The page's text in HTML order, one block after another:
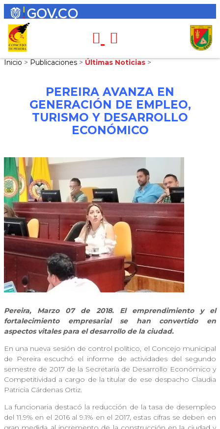
Inicio > Publicaciones > Últimas Noticias >
PEREIRA AVANZA EN
GENERACIÓN DE EMPLEO,
TURISMO Y DESARROLLO
ECONÓMICO
Pereira, Marzo 07 de 2018. El emprendimiento y el
fortalecimiento empresarial se han convertido en
aspectos vitales para el desarrollo de la ciudad.
En una nueva sesión de control político, el Concejo municipal
de Pereira escuchó el informe de actividades del segundo
semestre de 2017 de la Secretaría de Desarrollo Económico y
Competitividad a cargo de la titular de ese despacho Claudia
Patricia Cárdenas Ortiz.
La funcionaria destacó la reducción de la tasa de desempleo
del 11.9% en el 2016 al 9.1% en el 2017, estas cifras se deben en